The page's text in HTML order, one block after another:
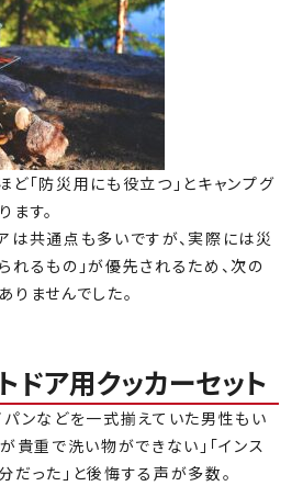
ど「防災用にも役立つ」とキャンプグ
す。
は共通点も多いですが、実際には災
れるもの」が優先されるため、次の
ませんでした。
ア用クッカーセット
パンなどを一式揃えていた男性もい
貴重で洗い物ができない」「インス
だった」と後悔する声が多数。